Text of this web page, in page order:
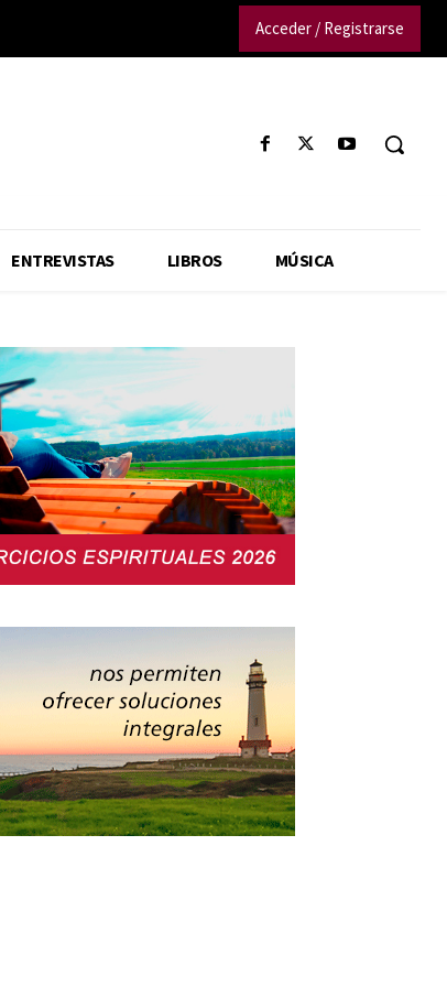
Acceder / Registrarse
ENTREVISTAS LIBROS MÚSICA